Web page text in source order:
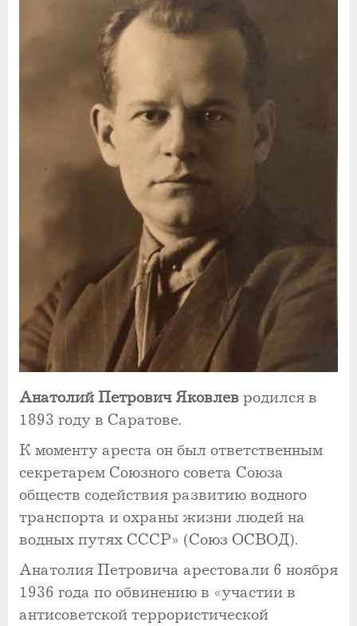
Анатолий Петрович Яковлев родился в
1893 году в Саратове.
К моменту ареста он был ответственным
секретарем Союзного совета Союза
обществ содействия развитию водного
транспорта и охраны жизни людей на
водных путях СССР» (Союз ОСВОД).
Анатолия Петровича арестовали 6 ноября
1936 года по обвинению в «участии в
антисоветской террористической